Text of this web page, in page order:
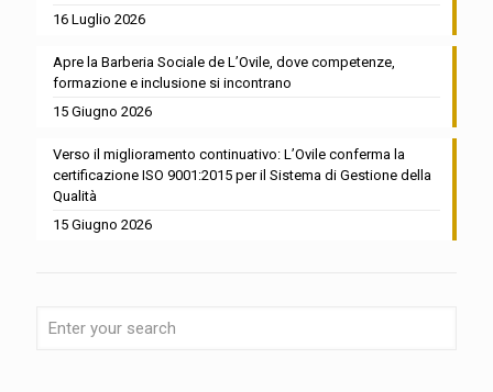
16 Luglio 2026
Apre la Barberia Sociale de L’Ovile, dove competenze,
formazione e inclusione si incontrano
15 Giugno 2026
Verso il miglioramento continuativo: L’Ovile conferma la
certificazione ISO 9001:2015 per il Sistema di Gestione della
Qualità
15 Giugno 2026